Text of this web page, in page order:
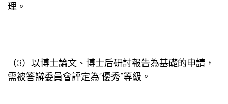
理。
（3）以博士論文、博士后研討報告為基礎的申請，
需被答辯委員會評定為“優秀”等級。